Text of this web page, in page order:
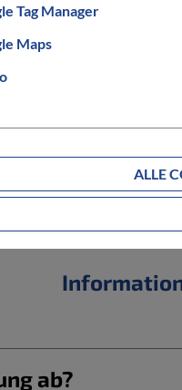
2023
ab?
Tag Manager
Maps
ALLE